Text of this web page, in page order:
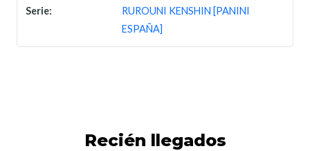
Serie:
RUROUNI KENSHIN [PANINI
ESPAÑA]
Recién llegados